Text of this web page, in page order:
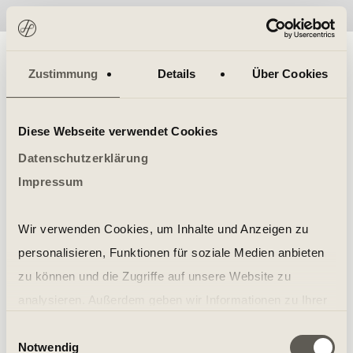
Zustimmung Details Über Cookies
Diese Webseite verwendet Cookies
Datenschutzerklärung
Impressum
Wir verwenden Cookies, um Inhalte und Anzeigen zu
personalisieren, Funktionen für soziale Medien anbieten
zu können und die Zugriffe auf unsere Website zu
soziale Medien, Werbung und Analysen weiter. Unsere
Notwendig